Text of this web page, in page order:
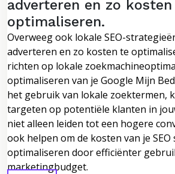
adverteren en zo
optimaliseren.
Overweeg ook lokale SEO-
adverteren en zo kosten te
richten op lokale
optimaliseren van je Google Mijn
het gebruik van lokale zoektermen,
targeten op potentiële klanten in
niet alleen leiden tot een hogere
ook helpen om de kosten van je
optimaliseren door efficiënter
marketingbudget.